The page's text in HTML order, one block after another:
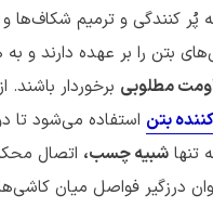
پُر کنندگی و ترمیم شکاف‌ها
بتن را بر عهده دارند و
مطلوبی برخوردار باشند.
بتن استفاده می‌شود تا
تنها شبیه چسب، اتصال
درزگیر فواصل میان